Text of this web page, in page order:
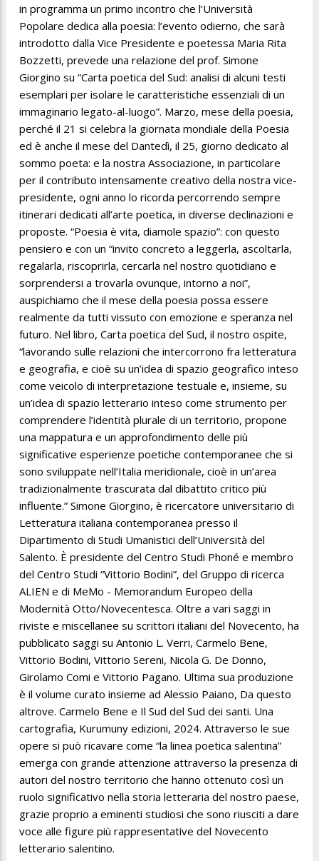
in programma un primo incontro che l’Università
Popolare dedica alla poesia: l’evento odierno, che sarà
introdotto dalla Vice Presidente e poetessa Maria Rita
Bozzetti, prevede una relazione del prof. Simone
Giorgino su “Carta poetica del Sud: analisi di alcuni testi
esemplari per isolare le caratteristiche essenziali di un
immaginario legato-al-luogo”. Marzo, mese della poesia,
perché il 21 si celebra la giornata mondiale della Poesia
ed è anche il mese del Dantedì, il 25, giorno dedicato al
sommo poeta: e la nostra Associazione, in particolare
per il contributo intensamente creativo della nostra vice-
presidente, ogni anno lo ricorda percorrendo sempre
itinerari dedicati all’arte poetica, in diverse declinazioni e
proposte. “Poesia è vita, diamole spazio”: con questo
pensiero e con un “invito concreto a leggerla, ascoltarla,
regalarla, riscoprirla, cercarla nel nostro quotidiano e
sorprendersi a trovarla ovunque, intorno a noi”,
auspichiamo che il mese della poesia possa essere
realmente da tutti vissuto con emozione e speranza nel
futuro. Nel libro, Carta poetica del Sud, il nostro ospite,
“lavorando sulle relazioni che intercorrono fra letteratura
e geografia, e cioè su un’idea di spazio geografico inteso
come veicolo di interpretazione testuale e, insieme, su
un’idea di spazio letterario inteso come strumento per
comprendere l’identità plurale di un territorio, propone
una mappatura e un approfondimento delle più
significative esperienze poetiche contemporanee che si
sono sviluppate nell’Italia meridionale, cioè in un’area
tradizionalmente trascurata dal dibattito critico più
influente.” Simone Giorgino, è ricercatore universitario di
Letteratura italiana contemporanea presso il
Dipartimento di Studi Umanistici dell’Università del
Salento. È presidente del Centro Studi Phoné e membro
del Centro Studi “Vittorio Bodini”, del Gruppo di ricerca
ALIEN e di MeMo - Memorandum Europeo della
Modernità Otto/Novecentesca. Oltre a vari saggi in
riviste e miscellanee su scrittori italiani del Novecento, ha
pubblicato saggi su Antonio L. Verri, Carmelo Bene,
Vittorio Bodini, Vittorio Sereni, Nicola G. De Donno,
Girolamo Comi e Vittorio Pagano. Ultima sua produzione
è il volume curato insieme ad Alessio Paiano, Da questo
altrove. Carmelo Bene e Il Sud del Sud dei santi. Una
cartografia, Kurumuny edizioni, 2024. Attraverso le sue
opere si può ricavare come “la linea poetica salentina”
emerga con grande attenzione attraverso la presenza di
autori del nostro territorio che hanno ottenuto così un
ruolo significativo nella storia letteraria del nostro paese,
grazie proprio a eminenti studiosi che sono riusciti a dare
voce alle figure più rappresentative del Novecento
letterario salentino.